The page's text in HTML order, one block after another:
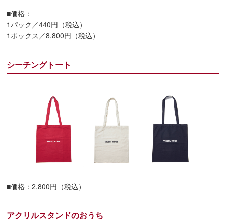
■価格：
1パック／440円（税込）
1ボックス／8,800円（税込）
シーチングトート
■価格：2,800円（税込）
アクリルスタンドのおうち